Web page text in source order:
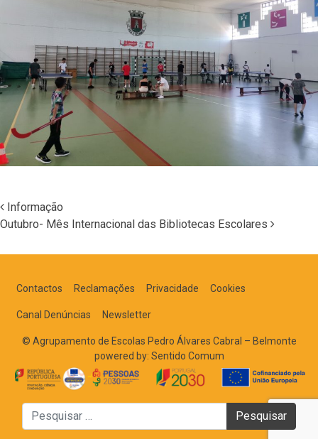
Navegação nos Posts
Informação
Outubro- Mês Internacional das Bibliotecas Escolares
Contactos Reclamações Privacidade Cookies
Canal Denúncias Newsletter
© Agrupamento de Escolas Pedro Álvares Cabral – Belmonte
powered by: Sentido Comum